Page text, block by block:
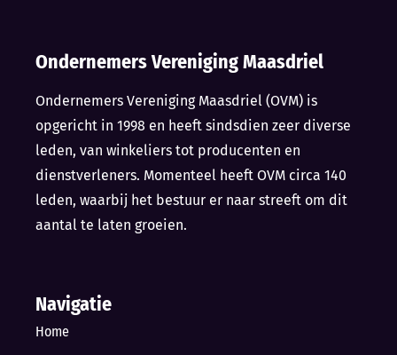
Ondernemers Vereniging Maasdriel
Ondernemers Vereniging Maasdriel (OVM) is
opgericht in 1998 en heeft sindsdien zeer diverse
leden, van winkeliers tot producenten en
dienstverleners. Momenteel heeft OVM circa 140
leden, waarbij het bestuur er naar streeft om dit
aantal te laten groeien.
Navigatie
Home